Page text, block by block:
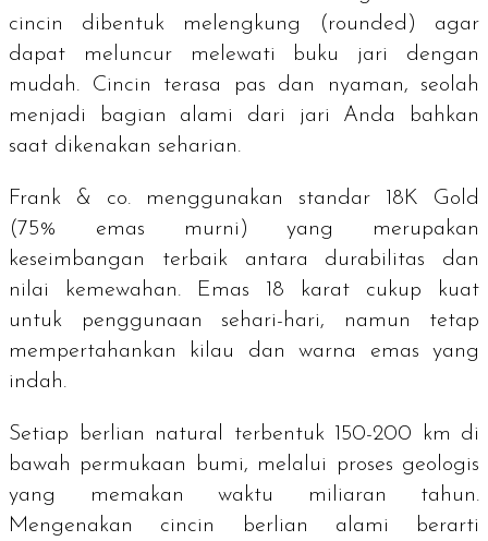
cincin dibentuk melengkung ( rounded ) agar
dapat meluncur melewati buku jari dengan
mudah. Cincin terasa pas dan nyaman, seolah
menjadi bagian alami dari jari Anda bahkan
saat dikenakan seharian.
Frank & co. menggunakan standar 18K Gold
(75% emas murni) yang merupakan
keseimbangan terbaik antara durabilitas dan
nilai kemewahan. Emas 18 karat cukup kuat
untuk penggunaan sehari-hari, namun tetap
mempertahankan kilau dan warna emas yang
indah.
Setiap berlian natural terbentuk 150-200 km di
bawah permukaan bumi, melalui proses geologis
yang memakan waktu miliaran tahun.
Mengenakan cincin berlian alami berarti